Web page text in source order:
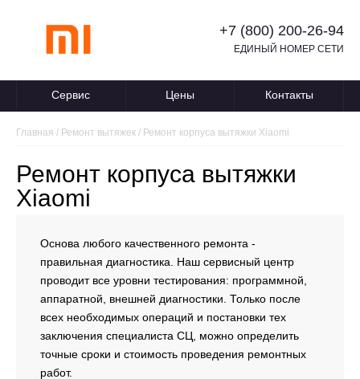
+7 (800) 200-26-94
ЕДИНЫЙ НОМЕР СЕТИ
Сервис Цены Контакты
Главная / Ремонт вытяжек / Ремонт корпуса вытяжки Xiaomi
Ремонт корпуса вытяжки
Xiaomi
Основа любого качественного ремонта -
правильная диагностика. Наш сервисный центр
проводит все уровни тестирования: программной,
аппаратной, внешней диагностики. Только после
всех необходимых операций и постановки тех
заключения специалиста СЦ, можно определить
точные сроки и стоимость проведения ремонтных
работ.